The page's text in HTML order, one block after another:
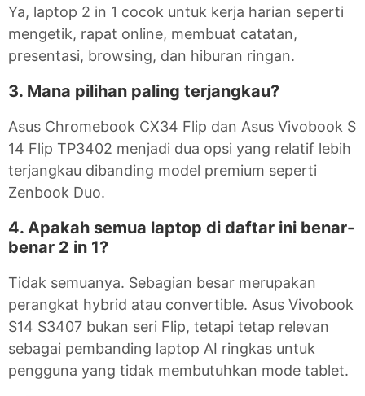
Ya, laptop 2 in 1 cocok untuk kerja harian seperti
mengetik, rapat online, membuat catatan,
presentasi, browsing, dan hiburan ringan.
3. Mana pilihan paling terjangkau?
Asus Chromebook CX34 Flip dan Asus Vivobook S
14 Flip TP3402 menjadi dua opsi yang relatif lebih
terjangkau dibanding model premium seperti
Zenbook Duo.
4. Apakah semua laptop di daftar ini benar-
benar 2 in 1?
Tidak semuanya. Sebagian besar merupakan
perangkat hybrid atau convertible. Asus Vivobook
S14 S3407 bukan seri Flip, tetapi tetap relevan
sebagai pembanding laptop AI ringkas untuk
pengguna yang tidak membutuhkan mode tablet.